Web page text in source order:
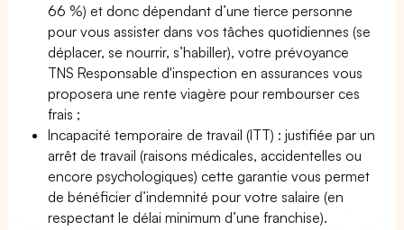
66 %) et donc dépendant d’une tierce personne
pour vous assister dans vos tâches quotidiennes (se
déplacer, se nourrir, s’habiller), votre prévoyance
TNS Responsable d'inspection en assurances vous
proposera une rente viagère pour rembourser ces
frais ;
Incapacité temporaire de travail (ITT) : justifiée par un
arrêt de travail (raisons médicales, accidentelles ou
encore psychologiques) cette garantie vous permet
de bénéficier d’indemnité pour votre salaire (en
respectant le délai minimum d’une franchise).